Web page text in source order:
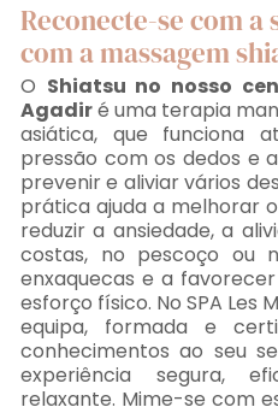
Reconecte-se com
com a massagem
O Shiatsu no nosso
Agadiré uma terapia
asiática, que funciona
pressão com os dedos e
prevenir e aliviar vários
prática ajuda a melhorar
reduzir a ansiedade, a
costas, no pescoço ou
enxaquecas e a
esforço físico. No SPA Les
equipa, formada e
conhecimentos ao seu
experiência segura,
relaxante. Mime-se com